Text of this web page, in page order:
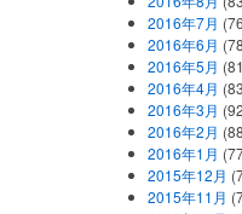
2016年7月
2016年6月
2016年5月
2016年4月
2016年3月
2016年2月
2016年1月
2015年12月
2015年11月